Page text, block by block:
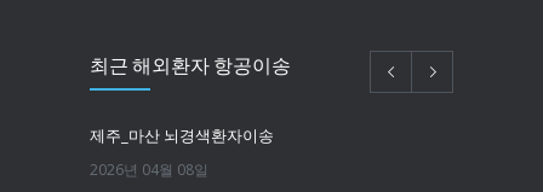
최근 해외환자 항공이송
제주_마산 뇌경색환자이송
2026년 04월 08일